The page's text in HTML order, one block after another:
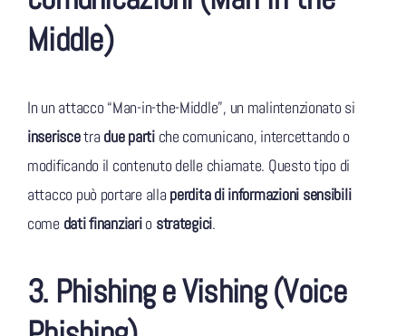
Middle)
In un attacco “Man-in-the-Middle”, un malintenzionato si
inseriscetra due parti che comunicano, intercettando o
modificando il contenuto delle chiamate. Questo tipo di
attacco può portare alla perdita di informazioni sensibili
come dati finanziario strategici.
3. Phishing e Vishing (Voice